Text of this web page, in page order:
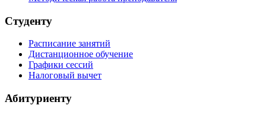
Студенту
Расписание занятий
Дистанционное обучение
Графики сессий
Налоговый вычет
Абитуриенту